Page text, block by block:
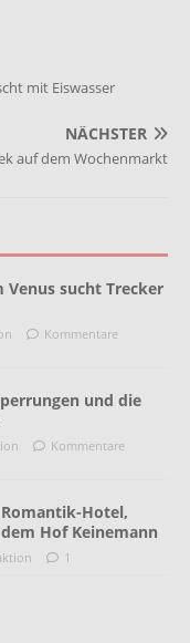
mit Eiswasser
NÄCHSTER
auf dem Wochenmarkt
Venus sucht Trecker
Kommentare
und die
Kommentare
Hotel,
Hof Keinemann
1